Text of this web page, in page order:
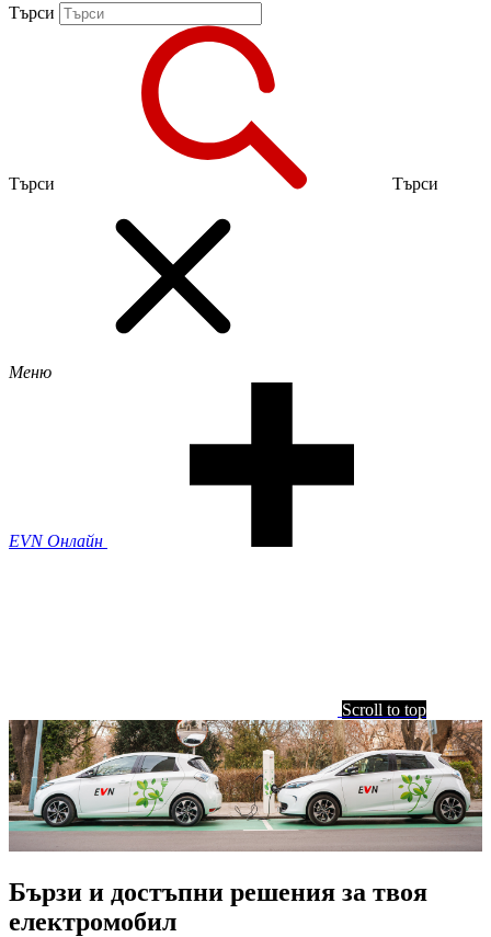
Търси
Търси Търси
Меню
EVN Онлайн
Scroll to top
Бързи и достъпни решения за твоя
електромобил